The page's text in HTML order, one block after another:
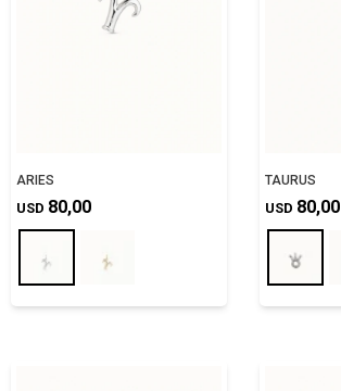
ARIES
USD 80,00
TAURUS
USD 80,00